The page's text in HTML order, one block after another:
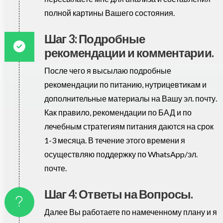
полной картины Вашего состояния.
Шаг 3: Подробные
рекомендации и комментарии.
После чего я высылаю подробные
рекомендации по питанию, нутрицевтикам и
дополнительные материалы на Вашу эл. почту.
Как правило, рекомендации по БАД и по
лечебным стратегиям питания даются на срок
1-3 месяца. В течение этого времени я
осуществляю поддержку по WhatsApp/эл.
почте.
Шаг 4: Ответы на Вопросы.
Далее Вы работаете по намеченному плану и я